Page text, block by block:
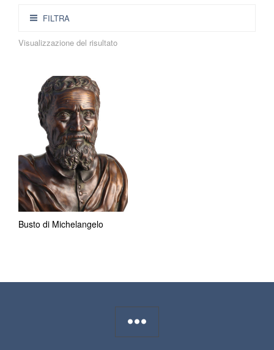
FILTRA
Visualizzazione del risultato
Busto di Michelangelo